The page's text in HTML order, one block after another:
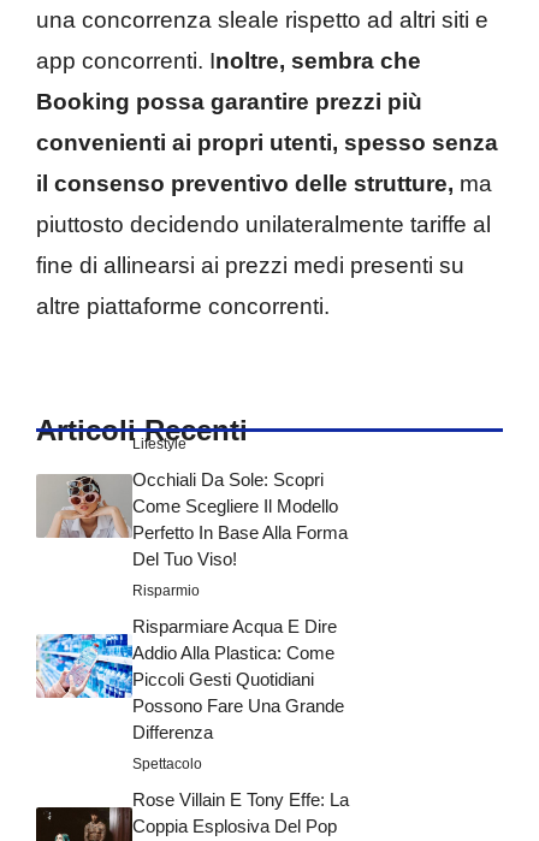
una concorrenza sleale rispetto ad altri siti e
app concorrenti. Inoltre, sembra che
Booking possa garantire prezzi più
convenienti ai propri utenti, spesso senza
il consenso preventivo delle strutture, ma
piuttosto decidendo unilateralmente tariffe al
fine di allinearsi ai prezzi medi presenti su
altre piattaforme concorrenti.
Articoli Recenti
Lifestyle
Occhiali Da Sole: Scopri
Come Scegliere Il Modello
Perfetto In Base Alla Forma
Del Tuo Viso!
Risparmio
Risparmiare Acqua E Dire
Addio Alla Plastica: Come
Piccoli Gesti Quotidiani
Possono Fare Una Grande
Differenza
Spettacolo
Rose Villain E Tony Effe: La
Coppia Esplosiva Del Pop